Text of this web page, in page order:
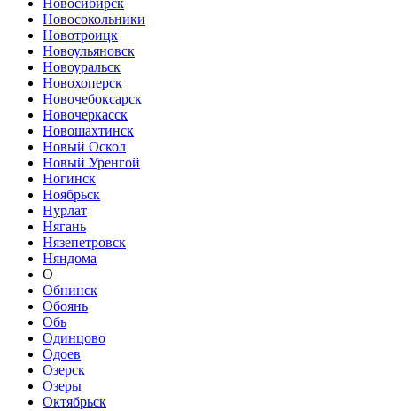
Новосибирск
Новосокольники
Новотроицк
Новоульяновск
Новоуральск
Новохоперск
Новочебоксарск
Новочеркасск
Новошахтинск
Новый Оскол
Новый Уренгой
Ногинск
Ноябрьск
Нурлат
Нягань
Нязепетровск
Няндома
О
Обнинск
Обоянь
Обь
Одинцово
Одоев
Озерск
Озеры
Октябрьск